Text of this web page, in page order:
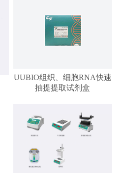
UUBIO组织、细胞RNA快速
抽提提取试剂盒